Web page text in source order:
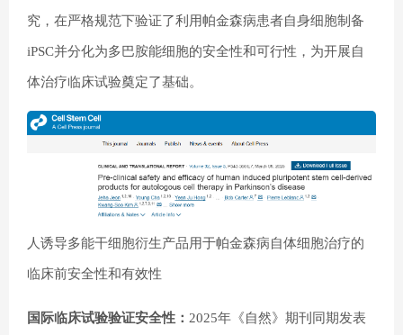
究，在严格规范下验证了利用帕金森病患者自身细胞制备
iPSC并分化为多巴胺能细胞的安全性和可行性，为开展自
体治疗临床试验奠定了基础。
人诱导多能干细胞衍生产品用于帕金森病自体细胞治疗的
临床前安全性和有效性
国际临床试验验证安全性： 2025年《自然》期刊同期发表